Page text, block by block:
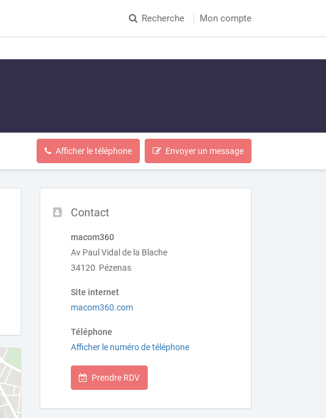
Recherche Mon compte
Afficher le téléphone Envoyer un message
Contact
macom360
Av Paul Vidal de la Blache
34120 Pézenas
Site internet
macom360.com
Téléphone
Afficher le numéro de téléphone
Prendre RDV